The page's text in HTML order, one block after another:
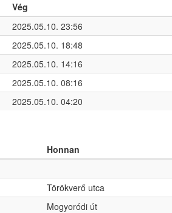
Vég
2025.05.10. 23:56
2025.05.10. 18:48
2025.05.10. 14:16
2025.05.10. 08:16
2025.05.10. 04:20
Honnan
Törökverő utca
Mogyoródi út